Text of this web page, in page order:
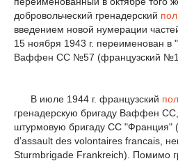
добровольческий гренадерский
введением новой нумерации
15 ноября 1943 г. переименован в
Ваффен СС №57 (французский
В июле 1944 г. французский
гренадерскую бригаду Ваффен
штурмовую бригаду СС "Франция"
d'assault des volontaires francais,
Sturmbrigаde Frankreich). Помимо